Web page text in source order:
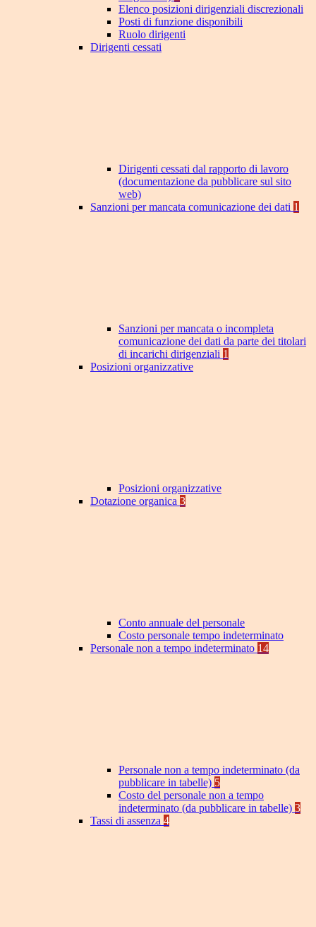
Elenco posizioni dirigenziali discrezionali
Posti di funzione disponibili
Ruolo dirigenti
Dirigenti cessati
Dirigenti cessati dal rapporto di lavoro
(documentazione da pubblicare sul sito
web)
Sanzioni per mancata comunicazione dei dati 1
Sanzioni per mancata o incompleta
comunicazione dei dati da parte dei titolari
di incarichi dirigenziali 1
Posizioni organizzative
Posizioni organizzative
Dotazione organica 3
Conto annuale del personale
Costo personale tempo indeterminato
Personale non a tempo indeterminato 14
Personale non a tempo indeterminato (da
pubblicare in tabelle) 5
Costo del personale non a tempo
indeterminato (da pubblicare in tabelle) 3
Tassi di assenza 4